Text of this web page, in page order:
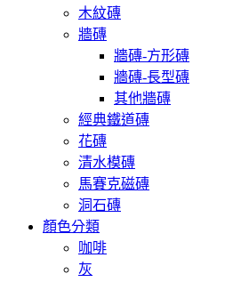
木紋磚
牆磚
牆磚-方形磚
牆磚-長型磚
其他牆磚
經典鐵道磚
花磚
清水模磚
馬賽克磁磚
洞石磚
顏色分類
咖啡
灰